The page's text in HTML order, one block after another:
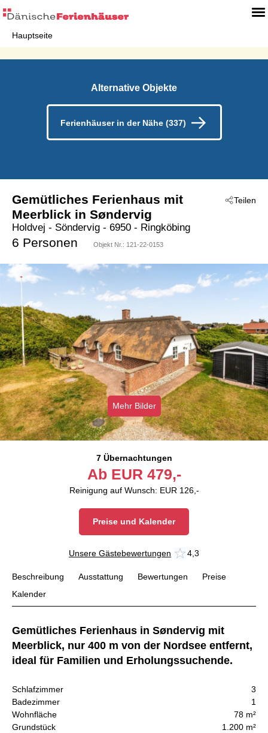
Hauptseite
Alternative Objekte
Ferienhäuser in der Nähe (337)
Teilen
Gemütliches Ferienhaus mit
Meerblick in Søndervig
Holdvej - Söndervig - 6950 - Ringköbing
6 Personen Objekt Nr.: 121-22-0153
Mehr Bilder
7 Übernachtungen
Ab EUR 479,-
Reinigung auf Wunsch: EUR 126,-
Preise und Kalender
Unsere Gästebewertungen 4,3
Beschreibung Ausstattung Bewertungen
Preise
Kalender
Gemütliches Ferienhaus in Søndervig mit
Meerblick, nur 400 m von der Nordsee entfernt,
ideal für Familien und Erholungssuchende.
Schlafzimmer
3
Badezimmer
1
Wohnfläche
78 m²
Grundstück
1.200 m²